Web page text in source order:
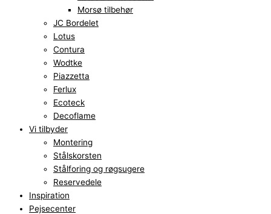
Morsø tilbehør
JC Bordelet
Lotus
Contura
Wodtke
Piazzetta
Ferlux
Ecoteck
Decoflame
Vi tilbyder
Montering
Stålskorsten
Stålforing og røgsugere
Reservedele
Inspiration
Pejsecenter